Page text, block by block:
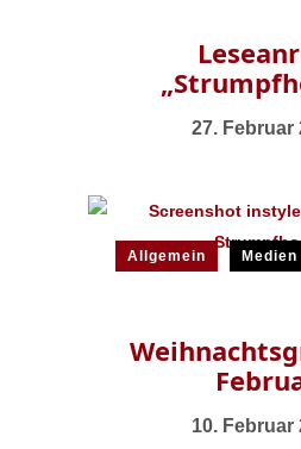
27. Februar
Allgemein Medien
10. Februar